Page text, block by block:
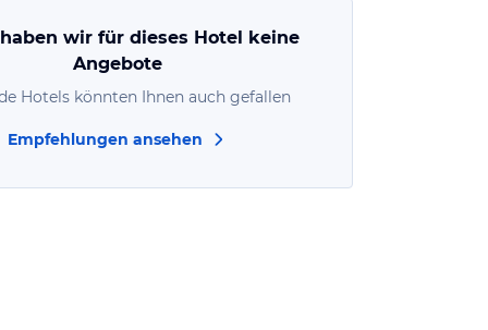
wir für dieses Hotel keine
Angebote
Hotels könnten Ihnen auch gefallen
Empfehlungen ansehen